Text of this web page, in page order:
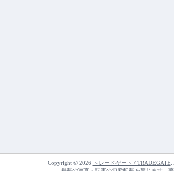
Copyright © 2026 トレードゲート / TRADEGATE